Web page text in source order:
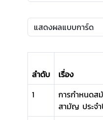
ลำดับ เรื่อง
1
การกำหนดส
สามัญ ประจ